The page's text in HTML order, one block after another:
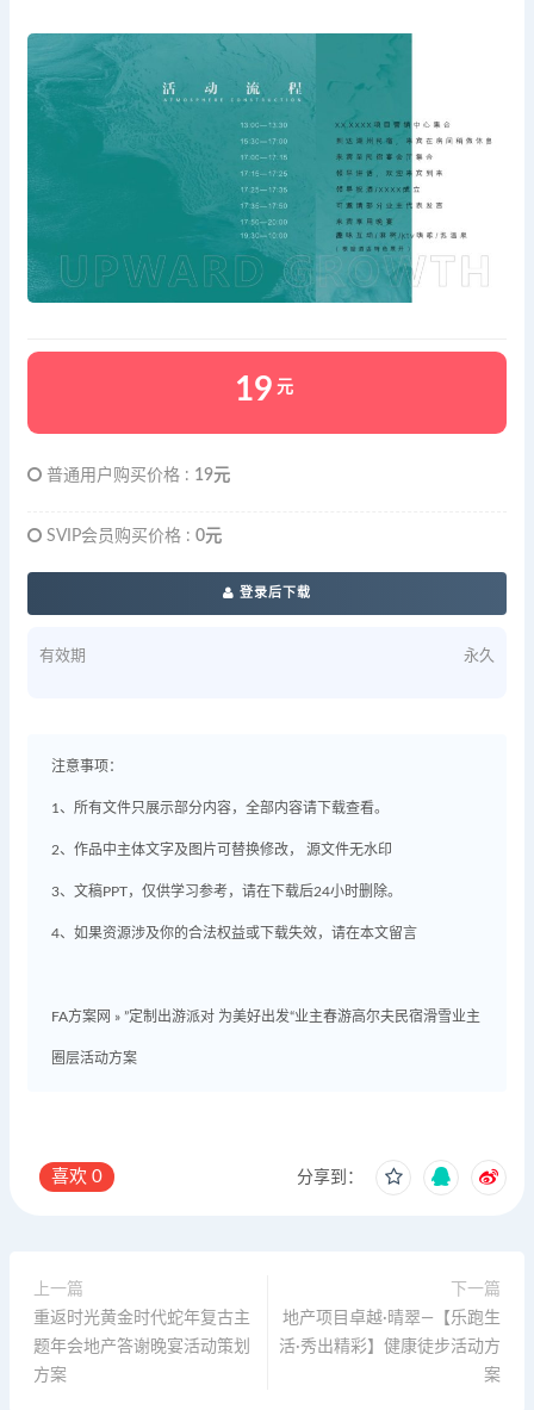
19 元
普通用户购买价格 : 19元
SVIP会员购买价格 : 0元
登录后下载
有效期 永久
注意事项：
1、所有文件只展示部分内容，全部内容请下载查看。
2、作品中主体文字及图片可替换修改， 源文件无水印
3、文稿PPT，仅供学习参考，请在下载后24小时删除。
4、如果资源涉及你的合法权益或下载失效，请在本文留言
FA方案网 » ”定制出游派对 为美好出发“业主春游高尔夫民宿滑雪业主
圈层活动方案
喜欢 0 分享到：
上一篇
重返时光黄金时代蛇年复古主
题年会地产答谢晚宴活动策划
方案
下一篇
地产项目卓越·晴翠—【乐跑生
活·秀出精彩】健康徒步活动方
案